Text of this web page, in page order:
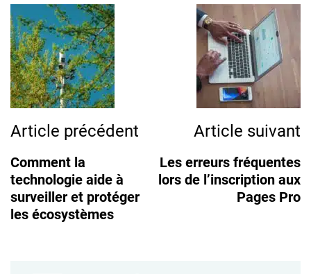
Post
Navigation
Article précédent
Comment la
technologie aide à
surveiller et protéger
les écosystèmes
Article suivant
Les erreurs fréquentes
lors de l’inscription aux
Pages Pro